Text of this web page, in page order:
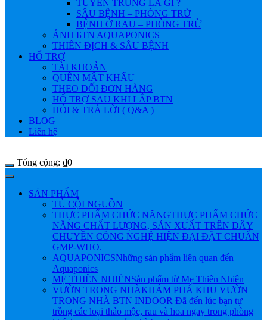
TUYẾN TRÙNG LÀ GÌ ?
SÂU BỆNH – PHÒNG TRỪ
BỆNH Ở RAU – PHÒNG TRỪ
ẢNH БTN AQUAPONICS
THIÊN ĐỊCH & SÂU BỆNH
HỔ TRỢ
TÀI KHOẢN
QUÊN MẬT KHẨU
THEO DÕI ĐƠN HÀNG
HỔ TRỢ SAU KHI LẮP BTN
HỎI & TRẢ LỜI ( Q&A )
BLOG
Liên hệ
Tổng cộng: ₫0
SẢN PHẨM
TỦ CỘI NGUỒN
THỰC PHẨM CHỨC NĂNGTHỰC PHẨM CHỨC
NĂNG CHẤT LƯỢNG, SẢN XUẤT TRÊN DÂY
CHUYỀN CÔNG NGHỆ HIỆN ĐẠI ĐẶT CHUẨN
GMP-WHO.
AQUAPONICSNhững sản phẩm liên quan đến
Aquaponics
MẸ THIÊN NHIÊNSản phẩm từ Mẹ Thiên Nhiên
VƯỜN TRONG NHÀKHÁM PHÁ KHU VƯỜN
TRONG NHÀ BTN INDOOR Đã đến lúc bạn tự
trồng các loại thảo mộc, rau và hoa ngay trong phòng